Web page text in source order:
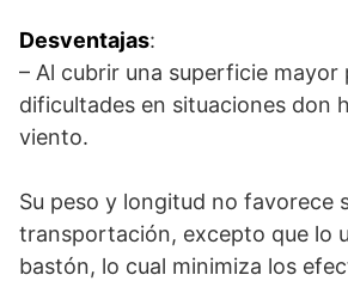
Desventajas:
– Al cubrir una superficie mayor
dificultades en situaciones don
viento.
Su peso y longitud no favorece
transportación, excepto que lo
bastón, lo cual minimiza los